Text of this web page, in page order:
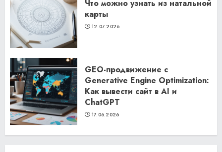
Что можно узнать из натальной
карты
12.07.2026
GEO-продвижение с
Generative Engine Optimization:
Как вывести сайт в AI и
ChatGPT
17.06.2026